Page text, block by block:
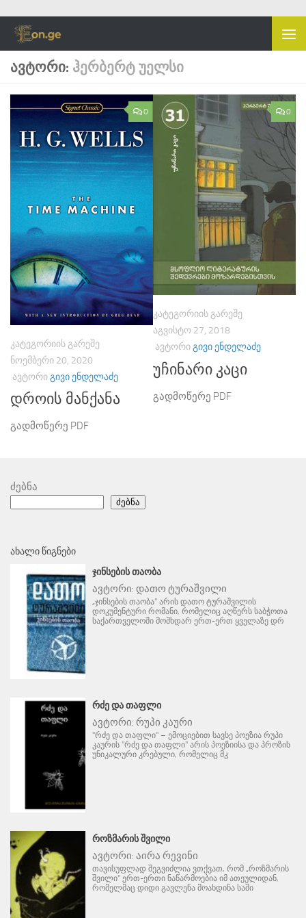
Skip to content
ᲐᲕᲢᲝᲠᲘ: ᲰᲔᲠᲑᲔᲠᲢ ᲣᲔᲚᲡᲘ
0
ᲙᲐᲢᲔᲒᲝᲠᲘᲘᲡ ᲒᲐᲠᲔᲨᲔ
ᲜᲝᲔᲛᲑᲔᲠᲘ 20, 2020
ᲐᲕᲢᲝᲠᲘᲒᲘᲕᲘ ᲔᲜᲓᲔᲚᲐᲫᲔ
დროის მანქანა
გადმოწერე PDF
0
ᲙᲐᲢᲔᲒᲝᲠᲘᲘᲡ ᲒᲐᲠᲔᲨᲔ
ᲐᲒᲕᲘᲡᲢᲝ 27, 2018
ᲐᲕᲢᲝᲠᲘᲒᲘᲕᲘ ᲔᲜᲓᲔᲚᲐᲫᲔ
უჩინარი კაცი
გადმოწერე PDF
ძებნა
ძებნა
ᲐᲮᲐᲚᲘ ᲬᲘᲒᲜᲔᲑᲘ
ᲯᲘᲜᲡᲔᲑᲘᲡ ᲗᲐᲝᲑᲐ
ავტორი: დათო ტურაშვილი
„ჯინსების თაობა“ არის დათო ტურაშვილის
დოკუმენტური რომანი, რომელიც აღწერს საბჭოთა
საქართველოში მომხდარ ერთ-ერთ ყველაზე დრ
ᲠᲫᲔ ᲓᲐ ᲗᲐᲤᲚᲘ
ავტორი: რუპი კაური
"რძე და თაფლი" – ემოციებით სავსე პოეზია რუპი
კაურის "რძე და თაფლი" არის პოეზიისა და პროზის
უნიკალური კრებული, რომელიც მკ
ᲠᲝᲖᲛᲐᲠᲘᲡ ᲨᲕᲘᲚᲘ
ავტორი: აირა რევინი
თავისუფლად შეგვიძლია ვთქვათ, რომ „როზმარის
შვილი" ერთ-ერთი ნაწარმოებია იმ ათეულიდან,
რომელმაც დიდი გავლენა მოახდინა საში